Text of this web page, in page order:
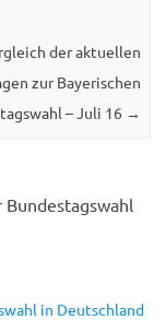
der aktuellen
zur Bayerischen
– Juli 16 →
in Deutschland